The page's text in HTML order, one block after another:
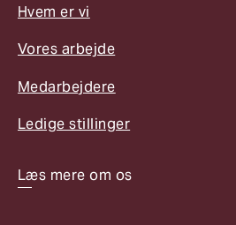
Hvem er vi
Vores arbejde
Medarbejdere
Ledige stillinger
Læs mere om os